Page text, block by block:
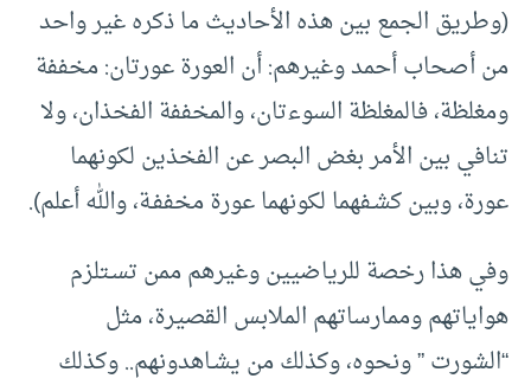
(وطريق الجمع بين هذه الأحاديث ما ذكره غير واحد
من أصحاب أحمد وغيرهم: أن العورة عورتان: مخففة
ومغلظة، فالمغلظة السوءتان، والمخففة الفخذان، ولا
تنافي بين الأمر بغض البصر عن الفخذين لكونهما
عورة، وبين كشـفهما لكونهما عورة مخففـة، والله أعلم).
وفي هذا رخصة للرياضيين وغيرهم ممن تسـتلزم
هواياتهم وممارساتهم الملابس القصيرة، مثل
“الشورت ” ونحوه، وكذلك من يشـاهدونهم.. وكذلك